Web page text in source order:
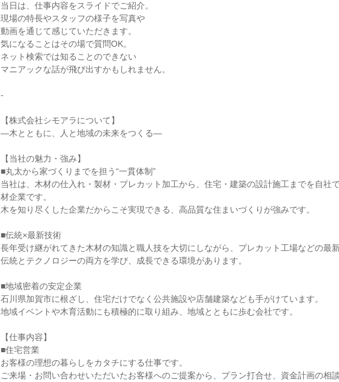
当日は、仕事内容をスライドでご紹介。
現場の特長やスタッフの様子を写真や
動画を通じて感じていただきます。
気になることはその場で質問OK。
ネット検索では知ることのできない
マニアックな話が飛び出すかもしれません。
-
【株式会社シモアラについて】
―木とともに、人と地域の未来をつくる―
【当社の魅力・強み】
■丸太から家づくりまでを担う“一貫体制”
当社は、木材の仕入れ・製材・プレカット加工から、住宅・建築の設計施工までを自社
材企業です。
木を知り尽くした企業だからこそ実現できる、高品質な住まいづくりが強みです。
■伝統×最新技術
長年受け継がれてきた木材の知識と職人技を大切にしながら、プレカット工場などの最新
伝統とテクノロジーの両方を学び、成長できる環境があります。
■地域密着の安定企業
石川県加賀市に根ざし、住宅だけでなく公共施設や店舗建築なども手がけています。
地域イベントや木育活動にも積極的に取り組み、地域とともに歩む会社です。
【仕事内容】
■住宅営業
お客様の理想の暮らしをカタチにする仕事です。
ご来場・お問い合わせいただいたお客様へのご提案から、プラン打合せ、資金計画の相